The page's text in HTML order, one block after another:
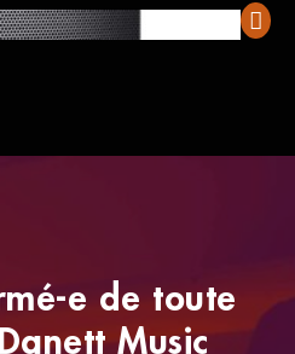
Shure
e de toute
Music